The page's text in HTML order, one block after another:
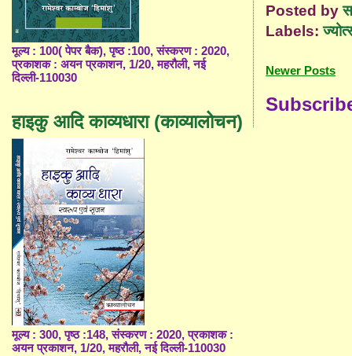
Posted by
Labels:
Newer Posts
मूल्य : 100( पेपर बैक), पृष्ठ :100, संस्करण : 2020,
प्रकाशक : अयन प्रकाशन, 1/20, महरौली, नई
दिल्ली-110030
हाइकु आदि काव्यधारा (काव्यालोचन)
मूल्य : 300, पृष्ठ :148, संस्करण : 2020, प्रकाशक :
अयन प्रकाशन, 1/20, महरौली, नई दिल्ली-110030